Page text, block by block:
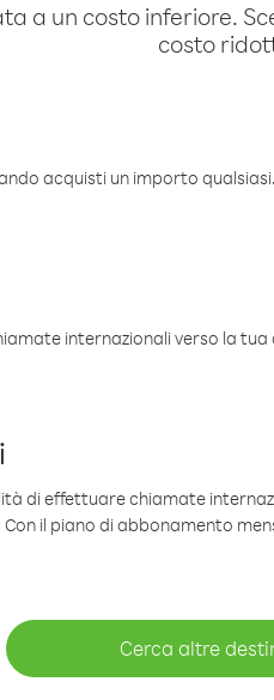
a un costo inferiore.
costo
acquisti un importo
internazionali verso la
di effettuare chiamate
il piano di abbonamento
Cerca altre